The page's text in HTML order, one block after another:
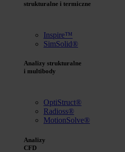
strukturalne i termiczne
Inspire™
SimSolid®
Analizy strukturalne
i multibody
OptiStruct®
Radioss®
MotionSolve®
Analizy
CFD